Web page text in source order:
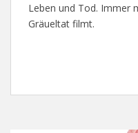
Leben und Tod. Immer
Gräueltat filmt.